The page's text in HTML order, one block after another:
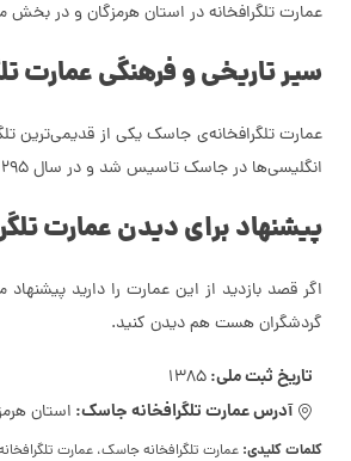
عمارت تلگرافخانه در استان هرمزگان و در
سیر تاریخی و فرهنگی عمارت
انگلیسی‌ها در جاسک تاسیس شد و در سال 1295 هجری قمری دولت انگلیس گارد نظامی کوچکی برای مراقبت از تاسیسات فرستنده‌ی تلگراف در جاسک تشکیل داد.
پیشنهاد برای دیدن عمارت
اگر قصد بازدید از این عمارت را دارید
گردشگران هست هم دیدن کنید.
تاریخ ثبت ملی:1385
آدرس عمارت تلگرافخانه جاسک: استان
کلمات کلیدی: عمارت تلگرافخانه جاسک، عمارت